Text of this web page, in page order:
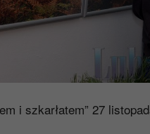
i szkarłatem” 27